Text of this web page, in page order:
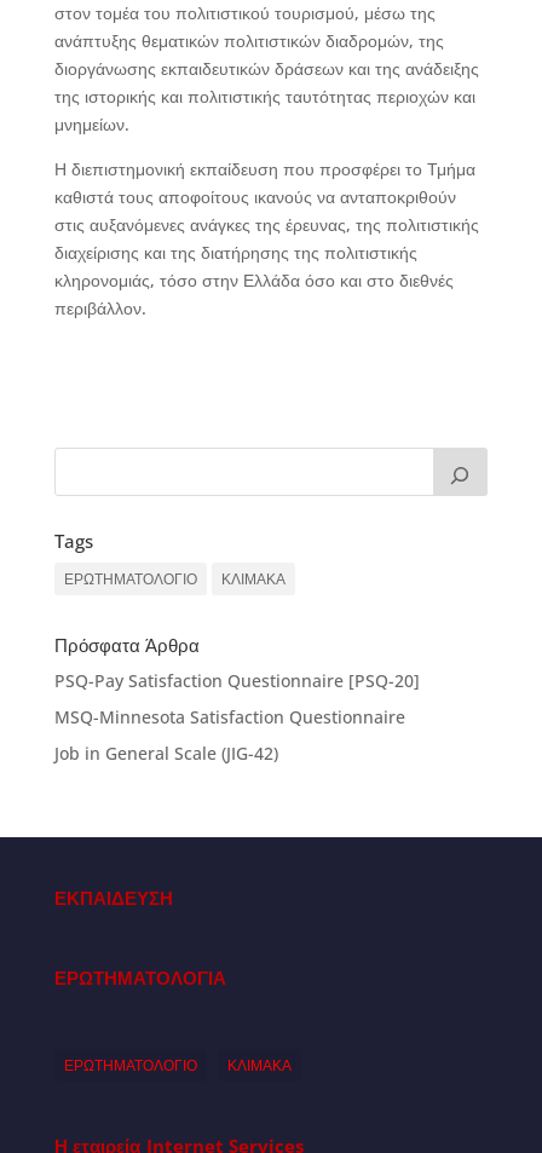
στον τομέα του πολιτιστικού τουρισμού, μέσω της
ανάπτυξης θεματικών πολιτιστικών διαδρομών, της
διοργάνωσης εκπαιδευτικών δράσεων και της ανάδειξης
της ιστορικής και πολιτιστικής ταυτότητας περιοχών και
μνημείων.
Η διεπιστημονική εκπαίδευση που προσφέρει το Τμήμα
καθιστά τους αποφοίτους ικανούς να ανταποκριθούν
στις αυξανόμενες ανάγκες της έρευνας, της πολιτιστικής
διαχείρισης και της διατήρησης της πολιτιστικής
κληρονομιάς, τόσο στην Ελλάδα όσο και στο διεθνές
περιβάλλον.
Tags
ΕΡΩΤΗΜΑΤΟΛΟΓΙΟ ΚΛΙΜΑΚΑ
Πρόσφατα Άρθρα
PSQ-Pay Satisfaction Questionnaire [PSQ-20]
MSQ-Minnesota Satisfaction Questionnaire
Job in General Scale (JIG-42)
ΕΚΠΑΙΔΕΥΣΗ
ΕΡΩΤΗΜΑΤΟΛΟΓΙΑ
ΕΡΩΤΗΜΑΤΟΛΟΓΙΟ ΚΛΙΜΑΚΑ
Η εταιρεία Internet Services